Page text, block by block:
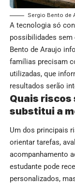
Sergio Bento de
A tecnologia só
possibilidades
Bento de Araujo
famílias precisam
utilizadas, que
resultados serão
Quais riscos
substitui a
Um dos principais
orientar tarefas,
acompanhamento
estudante pode
personalizados,